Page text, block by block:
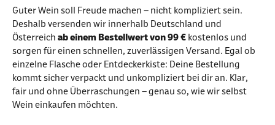
Guter Wein soll Freude machen – nicht kompliziert sein.
Deshalb versenden wir innerhalb Deutschland und
Österreich ab einem Bestellwert von 99 € kostenlos und
sorgen für einen schnellen, zuverlässigen Versand. Egal ob
einzelne Flasche oder Entdeckerkiste: Deine Bestellung
kommt sicher verpackt und unkompliziert bei dir an. Klar,
fair und ohne Überraschungen – genau so, wie wir selbst
Wein einkaufen möchten.